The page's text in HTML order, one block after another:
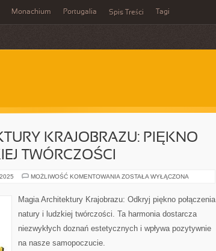
Monachium Portugalia Spis Treści Tagi
KRAJOBRAZU: PIĘKNO
TWÓRCZOŚCI
MOŻLIWOŚĆ KOMENTOWANIA MAGIA
PIĘKNO
NATURY
LUDZKIEJ
ZOSTAŁA WYŁĄCZONA
Magia Architektury Krajobrazu: Odkryj piękno połączenia
natury i ludzkiej twórczości. Ta harmonia dostarcza
niezwykłych doznań estetycznych i wpływa pozytywnie
na nasze samopoczucie.